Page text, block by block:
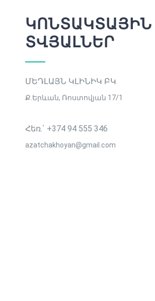
ԿՈՆՏԱԿՏԱՅԻՆ
ՏՎՅԱԼՆԵՐ
ՄԵԴԼԱՅՆ ԿԼԻՆԻԿ ԲԿ
Ք․Երևան, Ռոստովյան 17/1
Հեռ.` +374 94 555 346
azatchakhoyan@gmail.com